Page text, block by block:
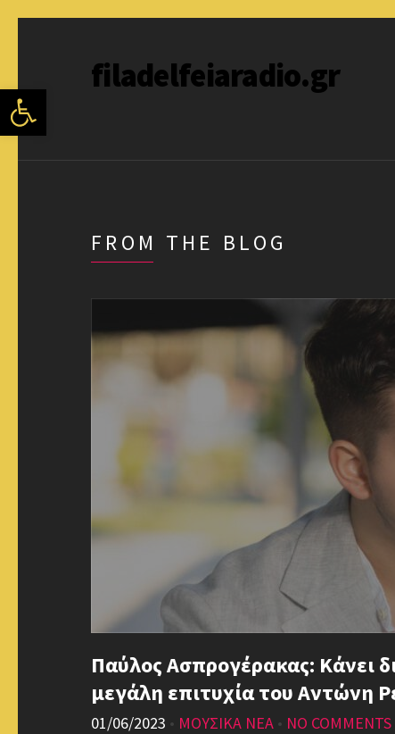
Ανοίξτε τη γραμμή εργαλείων
filadelfeiaradio.gr
FROM THE BLOG
Παύλος Ασπρογέρακας: Κάνει
μεγάλη επιτυχία του Αντώνη
01/06/2023 • ΜΟΥΣΙΚΑ ΝΕΑ • NO COMMENTS